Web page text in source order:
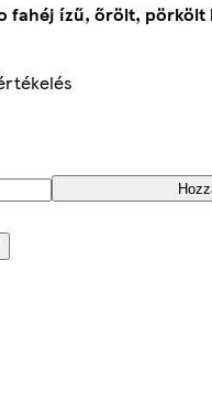
fahéj ízű, őrölt, pörkölt